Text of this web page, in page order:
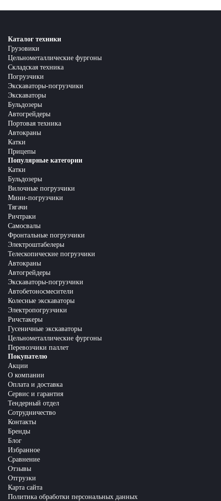
Каталог техники
Грузовики
Цельнометаллические фургоны
Складская техника
Погрузчики
Экскаваторы-погрузчики
Экскаваторы
Бульдозеры
Автогрейдеры
Портовая техника
Автокраны
Катки
Прицепы
Популярные категории
Катки
Бульдозеры
Вилочные погрузчики
Мини-погрузчики
Тягачи
Ричтраки
Самосвалы
Фронтальные погрузчики
Электроштабелеры
Телескопические погрузчики
Автокраны
Автогрейдеры
Экскаваторы-погрузчики
Автобетоносмесители
Колесные экскаваторы
Электропогрузчики
Ричстакеры
Гусеничные экскаваторы
Цельнометаллические фургоны
Перевозчики паллет
Покупателю
Акции
О компании
Оплата и доставка
Сервис и гарантия
Тендерный отдел
Сотрудничество
Контакты
Бренды
Блог
Избранное
Сравнение
Отзывы
Отгрузки
Карта сайта
Политика обработки персональных данных